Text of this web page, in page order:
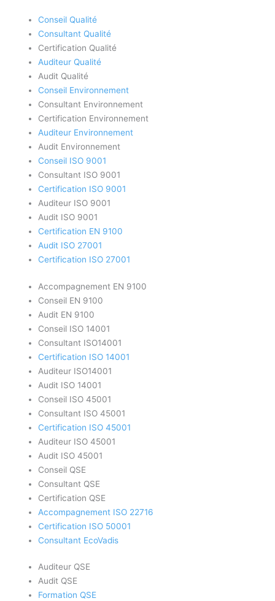
Conseil Qualité
Consultant Qualité
Certification Qualité
Auditeur Qualité
Audit Qualité
Conseil Environnement
Consultant Environnement
Certification Environnement
Auditeur Environnement
Audit Environnement
Conseil ISO 9001
Consultant ISO 9001
Certification ISO 9001
Auditeur ISO 9001
Audit ISO 9001
Certification EN 9100
Audit ISO 27001
Certification ISO 27001
Accompagnement EN 9100
Conseil EN 9100
Audit EN 9100
Conseil ISO 14001
Consultant ISO14001
Certification ISO 14001
Auditeur ISO14001
Audit ISO 14001
Conseil ISO 45001
Consultant ISO 45001
Certification ISO 45001
Auditeur ISO 45001
Audit ISO 45001
Conseil QSE
Consultant QSE
Certification QSE
Accompagnement ISO 22716
Certification ISO 50001
Consultant EcoVadis
Auditeur QSE
Audit QSE
Formation QSE